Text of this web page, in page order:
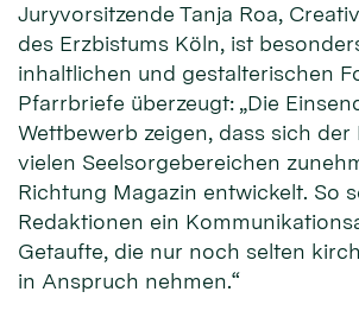
Juryvorsitzende Tanja Roa,
des Erzbistums Köln, ist
inhaltlichen und gestalterischen
Pfarrbriefe überzeugt: „Die
Wettbewerb zeigen, dass sich
vielen Seelsorgebereichen
Richtung Magazin entwickelt. So
Redaktionen ein
Getaufte, die nur noch selten
in Anspruch nehmen.“